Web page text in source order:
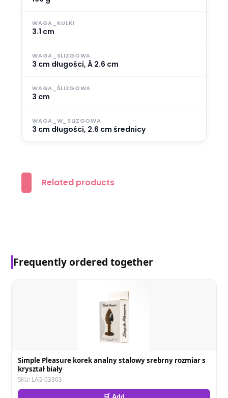
WAGA_KULKI
3.1 cm
WAGA_SLIZGOWA
3 cm długości, Ă 2.6 cm
WAGA_ŚLIZGOWA
3 cm
WAGA_W_SLIZGOWA
3 cm długości, 2.6 cm średnicy
Related products
Frequently ordered together
Simple Pleasure korek analny stalowy srebrny rozmiar s
kryształ biały
SKU: LAG-03303